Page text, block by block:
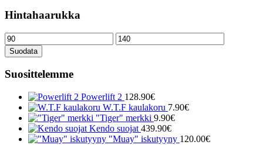
Hintahaarukka
Minimihinta Maksimihinta
Suodata
Suosittelemme
Powerlift 2 128.90€
W.T.F kaulakoru 7.90€
"Tiger" merkki 9.90€
Kendo suojat 439.90€
"Muay" iskutyyny 120.00€